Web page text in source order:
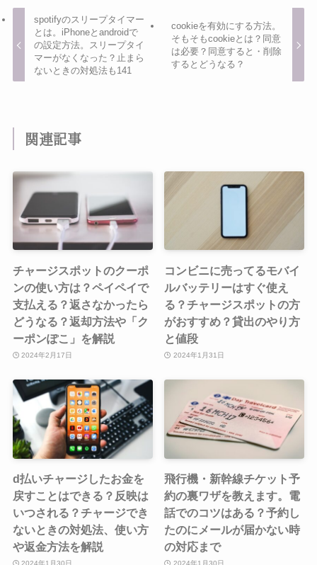
spotifyのスリープタイマー
とは。iPhoneとandroidで
の設定方法。スリープタイ
マーがなくなった？止まら
ないときの対処法も141
cookieを有効にする方法。
そもそもcookieとは？同意
は必要？同意すると・削除
するとどうなる？
関連記事
チャージスポットのクーポ
ンの使い方は？ペイペイで
支払える？返さなかったら
どうなる？返却方法や「ク
ーポンぽこ」を解説
2024年2月17日
コンビニに売ってるモバイ
ルバッテリーはすぐ使え
る？チャージスポットの方
がおすすめ？貸出のやり方
と値段
2024年1月31日
d払いチャージしたお金を
戻すことはできる？反映は
いつされる？チャージでき
ないときの対処法、使い方
や返金方法を解説
2024年1月30日
飛行機・新幹線チケット予
約の裏ワザを教えます。電
話でのコツはある？予約し
たのにメールが届かない時
の対応まで
2024年1月30日